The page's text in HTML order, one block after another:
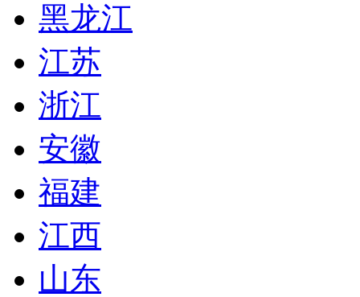
黑龙江
江苏
浙江
安徽
福建
江西
山东